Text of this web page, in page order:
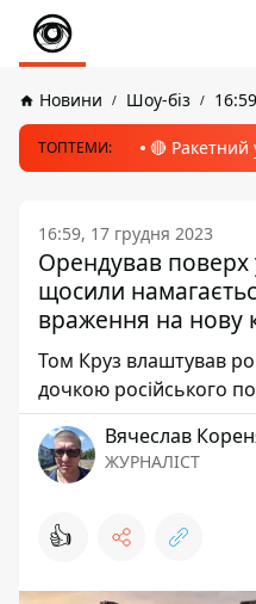
Новини Шоу-біз
ТОПТЕМИ: 🔴 Ракетний
16:59, 17 грудня 2023
Орендував поверх
щосили
враження на нову
Том Круз влаштував
дочкою російського
Вячеслав
ЖУРНАЛІСТ
👍